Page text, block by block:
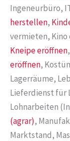
Ingeneurbüro,
herstellen,
vermieten, Kino
Kneipe eröffnen
eröffnen,
Lagerräume,
Lieferdienst für
Lohnarbeiten
(agrar),
Marktstand,